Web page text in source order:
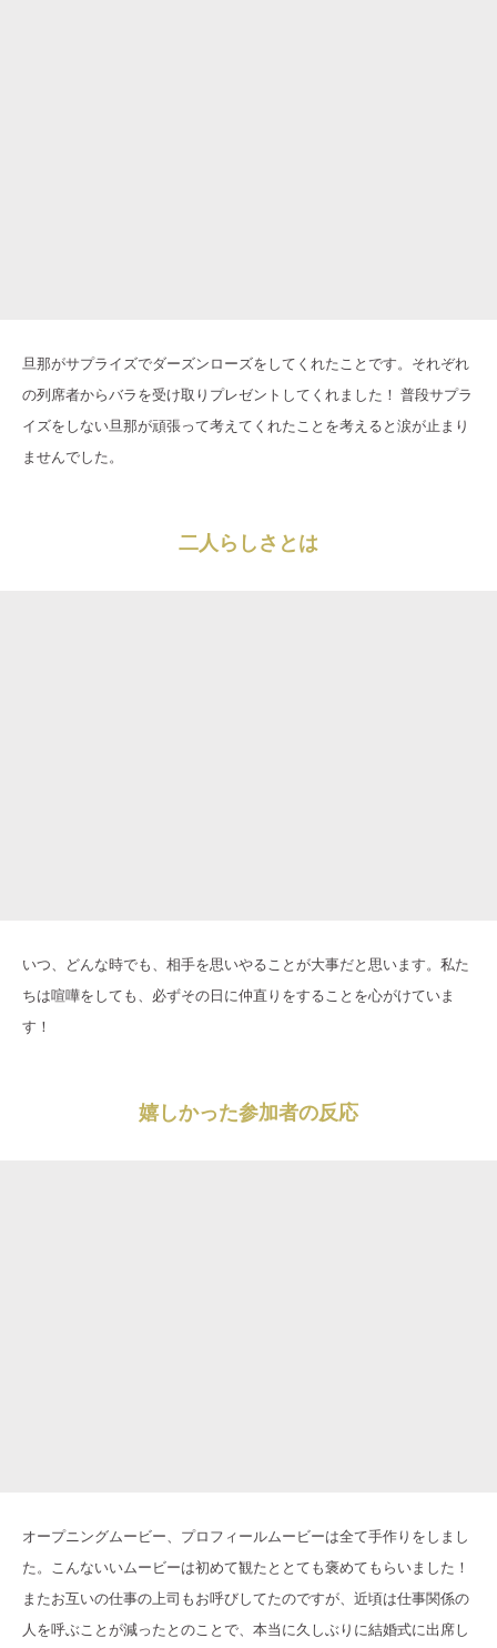
旦那がサプライズでダーズンローズをしてくれたことです。それぞれ
の列席者からバラを受け取りプレゼントしてくれました！ 普段サプラ
イズをしない旦那が頑張って考えてくれたことを考えると涙が止まり
ませんでした。
二人らしさとは
いつ、どんな時でも、相手を思いやることが大事だと思います。私た
ちは喧嘩をしても、必ずその日に仲直りをすることを心がけていま
す！
嬉しかった参加者の反応
オープニングムービー、プロフィールムービーは全て手作りをしまし
た。こんないいムービーは初めて観たととても褒めてもらいました！
またお互いの仕事の上司もお呼びしてたのですが、近頃は仕事関係の
人を呼ぶことが減ったとのことで、本当に久しぶりに結婚式に出席し